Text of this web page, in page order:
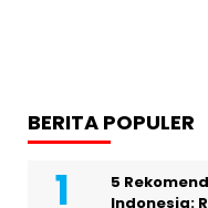
BERITA POPULER
5
Indonesia: